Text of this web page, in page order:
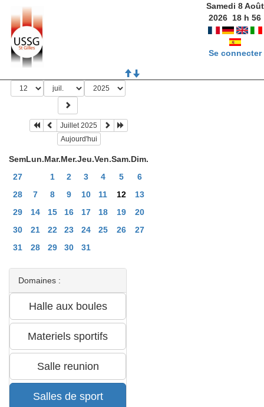
Samedi 8 Août
2026 18 h56
Se connecter
Juillet 2025
Aujourd'hui
SemLun.Mar.Mer.Jeu.Ven.Sam.Dim.
27
1 2 3 4 5
6
28
7 8 9 10 11 12
13
29
14 15 16 17 18 19
20
30
21 22 23 24 25 26
27
31
28 29 30 31
Domaines :